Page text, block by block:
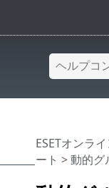
ESETオンラ
ート >動的グ